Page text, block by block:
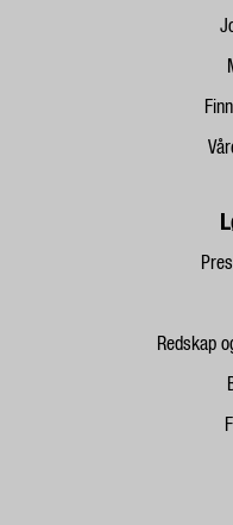
Redskap